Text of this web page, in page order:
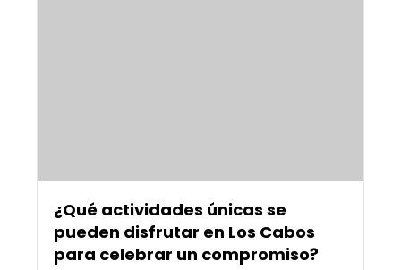
¿Qué actividades únicas se
pueden disfrutar en Los Cabos
para celebrar un compromiso?